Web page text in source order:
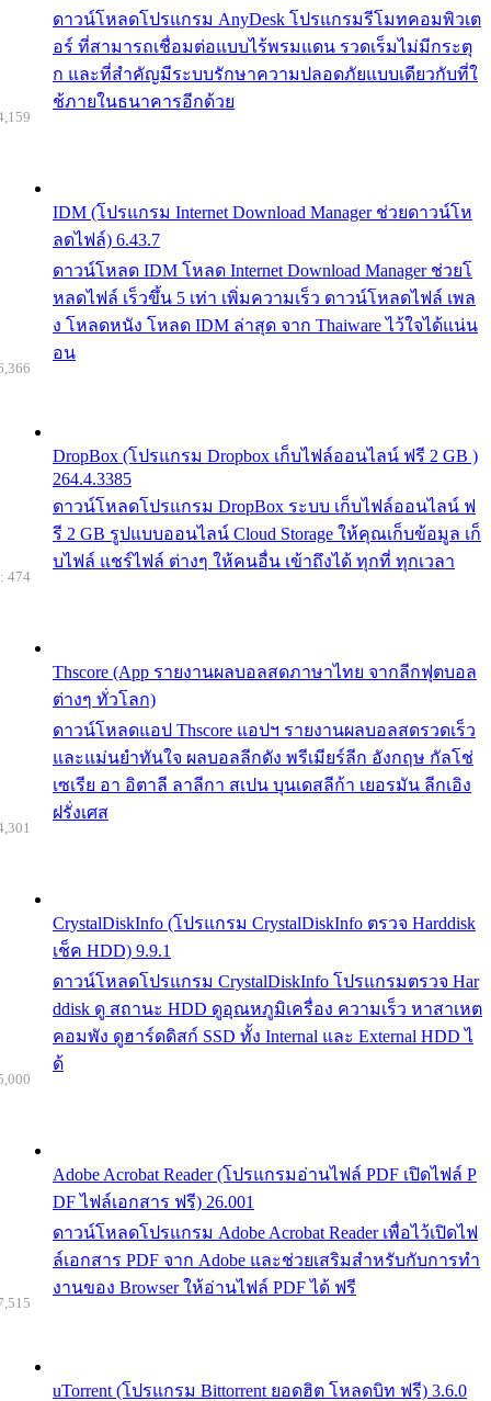
ดาวน์โหลดโปรแกรม AnyDesk โปรแกรมรีโมทคอมพิวเต
อร์ ที่สามารถเชื่อมต่อแบบไร้พรมแดน รวดเร็มไม่มีกระตุ
ก และที่สำคัญมีระบบรักษาความปลอดภัยแบบเดียวกับที่ใ
ช้ภายในธนาคารอีกด้วย
IDM (โปรแกรม Internet Download Manager ช่วยดาวน์โห
ลดไฟล์) 6.43.7
ดาวน์โหลด IDM โหลด Internet Download Manager ช่วยโ
หลดไฟล์ เร็วขึ้น 5 เท่า เพิ่มความเร็ว ดาวน์โหลดไฟล์ เพล
ง โหลดหนัง โหลด IDM ล่าสุด จาก Thaiware ไว้ใจได้แน่น
อน
DropBox (โปรแกรม Dropbox เก็บไฟล์ออนไลน์ ฟรี 2 GB )
264.4.3385
ดาวน์โหลดโปรแกรม DropBox ระบบ เก็บไฟล์ออนไลน์ ฟ
รี 2 GB รูปแบบออนไลน์ Cloud Storage ให้คุณเก็บข้อมูล เก็
บไฟล์ แชร์ไฟล์ ต่างๆ ให้คนอื่น เข้าถึงได้ ทุกที่ ทุกเวลา
Thscore (App รายงานผลบอลสดภาษาไทย จากลีกฟุตบอล
ต่างๆ ทั่วโลก)
ดาวน์โหลดแอป Thscore แอปฯ รายงานผลบอลสดรวดเร็ว
และแม่นยำทันใจ ผลบอลลีกดัง พรีเมียร์ลีก อังกฤษ กัลโช่
เซเรีย อา อิตาลี ลาลีกา สเปน บุนเดสลีก้า เยอรมัน ลีกเอิง
ฝรั่งเศส
474
CrystalDiskInfo (โปรแกรม CrystalDiskInfo ตรวจ Harddisk
เช็ค HDD) 9.9.1
ดาวน์โหลดโปรแกรม CrystalDiskInfo โปรแกรมตรวจ Har
ddisk ดู สถานะ HDD ดูอุณหภูมิเครื่อง ความเร็ว หาสาเหต
คอมพัง ดูฮาร์ดดิสก์ SSD ทั้ง Internal และ External HDD ไ
ด้
Adobe Acrobat Reader (โปรแกรมอ่านไฟล์ PDF เปิดไฟล์ P
DF ไฟล์เอกสาร ฟรี) 26.001
ดาวน์โหลดโปรแกรม Adobe Acrobat Reader เพื่อไว้เปิดไฟ
ล์เอกสาร PDF จาก Adobe และช่วยเสริมสำหรับกับการทำ
งานของ Browser ให้อ่านไฟล์ PDF ได้ ฟรี
uTorrent (โปรแกรม Bittorrent ยอดฮิต โหลดบิท ฟรี) 3.6.0